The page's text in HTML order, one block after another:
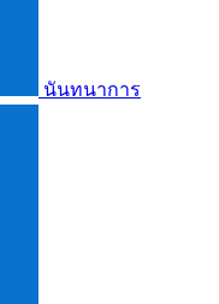
นันทนาการ